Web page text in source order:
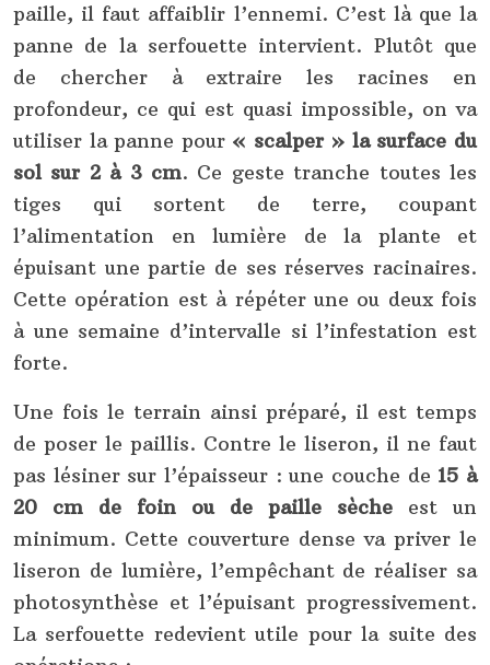
paille, il faut affaiblir l’ennemi. C’est là que la
panne de la serfouette intervient. Plutôt que
de chercher à extraire les racines en
profondeur, ce qui est quasi impossible, on va
utiliser la panne pour « scalper » la surface du
sol sur 2 à 3 cm. Ce geste tranche toutes les
tiges qui sortent de terre, coupant
l’alimentation en lumière de la plante et
épuisant une partie de ses réserves racinaires.
Cette opération est à répéter une ou deux fois
à une semaine d’intervalle si l’infestation est
forte.
Une fois le terrain ainsi préparé, il est temps
de poser le paillis. Contre le liseron, il ne faut
pas lésiner sur l’épaisseur : une couche de 15 à
20 cm de foin ou de paille sèche est un
minimum. Cette couverture dense va priver le
liseron de lumière, l’empêchant de réaliser sa
photosynthèse et l’épuisant progressivement.
La serfouette redevient utile pour la suite des